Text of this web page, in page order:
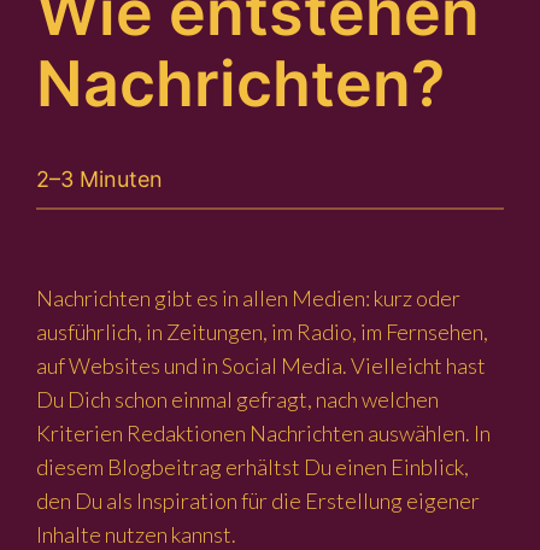
Nachrichten?
2–3 Minuten
Nachrichten gibt es in allen Medien: kurz oder
ausführlich, in Zeitungen, im Radio, im Fernsehen,
auf Websites und in Social Media. Vielleicht hast
Du Dich schon einmal gefragt, nach welchen
Kriterien Redaktionen Nachrichten auswählen. In
diesem Blogbeitrag erhältst Du einen Einblick,
den Du als Inspiration für die Erstellung eigener
Inhalte nutzen kannst.